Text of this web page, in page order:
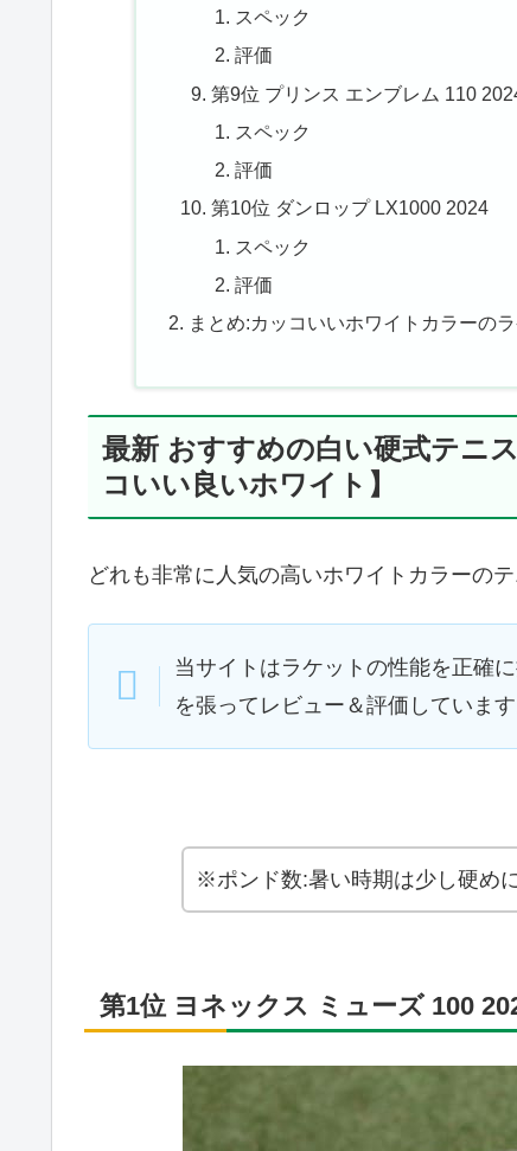
スペック
評価
第9位 プリンス エンブレム 110
スペック
評価
第10位 ダンロップ LX1000 2024
スペック
評価
まとめ:カッコいいホワイトカラーの
最新 おすすめの白い硬式テニ
コいい良いホワイト】
どれも非常に人気の高いホワイトカラーのテ
当サイトはラケットの性能を正確
を張ってレビュー＆評価しています
※ポンド数:暑い時期は少し硬め
第1位 ヨネックス ミューズ 100